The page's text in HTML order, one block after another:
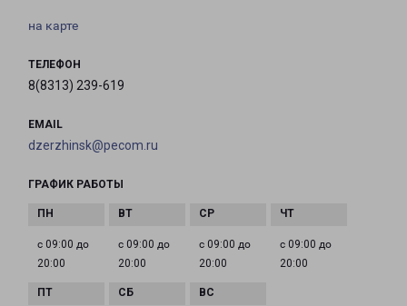
на карте
ТЕЛЕФОН
8(8313) 239-619
EMAIL
dzerzhinsk@pecom.ru
ГРАФИК РАБОТЫ
с 09:00 до
20:00
с 09:00 до
20:00
с 09:00 до
20:00
с 09:00 до
20:00